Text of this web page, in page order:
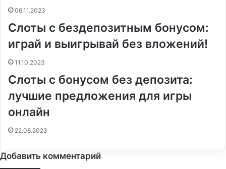
06.11.2023
Слоты с бездепозитным бонусом:
играй и выигрывай без вложений!
11.10.2023
Слоты с бонусом без депозита:
лучшие предложения для игры
онлайн
22.08.2023
Добавить комментарий